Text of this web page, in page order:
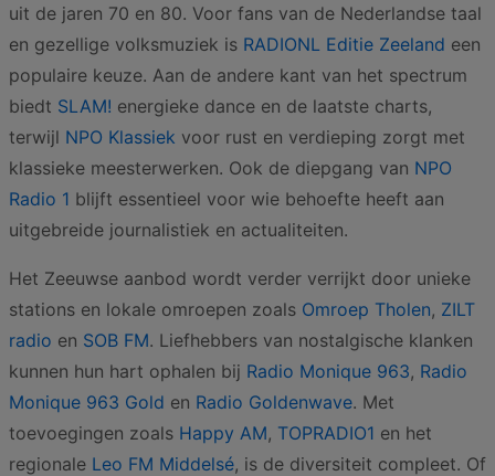
uit de jaren 70 en 80. Voor fans van de Nederlandse taal
en gezellige volksmuziek is RADIONL Editie Zeeland een
populaire keuze. Aan de andere kant van het spectrum
biedt SLAM! energieke dance en de laatste charts,
terwijl NPO Klassiek voor rust en verdieping zorgt met
klassieke meesterwerken. Ook de diepgang van NPO
Radio 1 blijft essentieel voor wie behoefte heeft aan
uitgebreide journalistiek en actualiteiten.
Het Zeeuwse aanbod wordt verder verrijkt door unieke
stations en lokale omroepen zoals Omroep Tholen, ZILT
radio en SOB FM. Liefhebbers van nostalgische klanken
kunnen hun hart ophalen bij Radio Monique 963, Radio
Monique 963 Gold en Radio Goldenwave. Met
toevoegingen zoals Happy AM, TOPRADIO1 en het
regionale Leo FM Middelsé, is de diversiteit compleet. Of